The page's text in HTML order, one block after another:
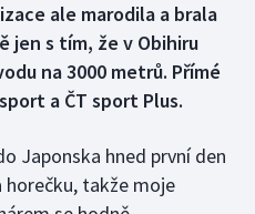
ale marodila a brala
jen s tím, že v Obihiru
na 3000 metrů. Přímé
a ČT sport Plus.
Japonska hned první den
takže moje